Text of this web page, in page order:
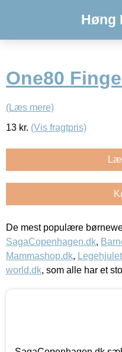
Høng
One80
(Læs mere)
13 kr. (Vis fragtpris)
De mest populære
SagaCopenhagen.dk,
Mammashop.dk,
world.dk, som alle har et